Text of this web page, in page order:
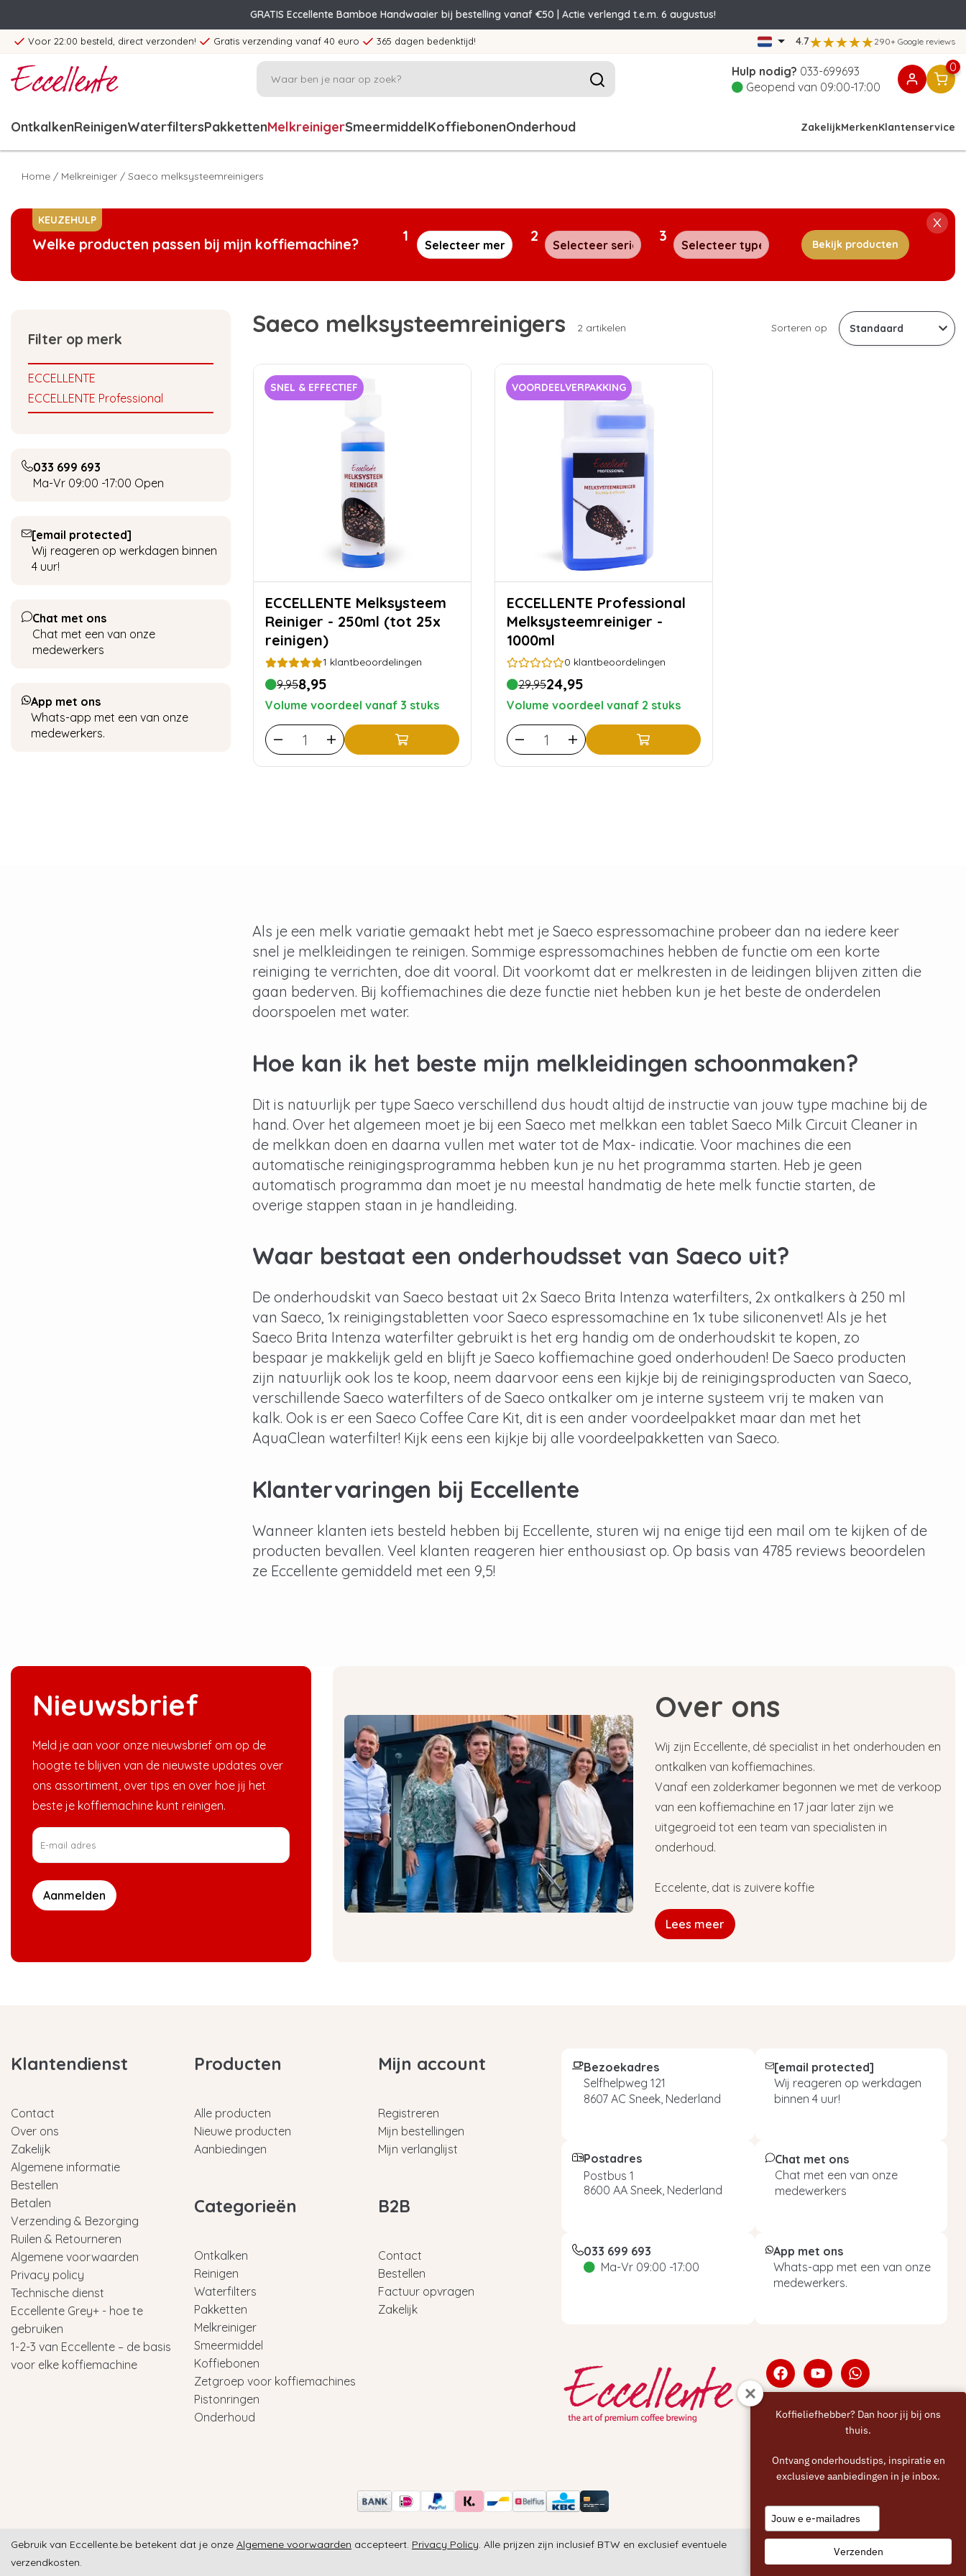
GRATIS Eccellente Bamboe Handwaaier bij bestelling vanaf €50 | Actie verlengd t.e.m. 6 augustus!
Voor 22:00 besteld, direct verzonden! Gratis verzending vanaf 40 euro 365 dagen bedenktijd! 4.7 290+ Google reviews
Hulp nodig? 033-699693
Geopend van 09:00-17:00
0
OntkalkenReinigenWaterfiltersPakkettenMelkreinigerSmeermiddelKoffiebonenOnderhoud ZakelijkMerkenKlantenservice
Home / Melkreiniger / Saeco melksysteemreinigers
KEUZEHULP
Welke producten passen bij mijn koffiemachine? 1 2 3 Bekijk producten
Filter op merk
ECCELLENTE
ECCELLENTE Professional
033 699 693
Ma-Vr 09:00 -17:00 Open
[email protected]
Wij reageren op werkdagen binnen
4 uur!
Chat met ons
Chat met een van onze
medewerkers
App met ons
Whats-app met een van onze
medewerkers.
Saeco melksysteemreinigers 2 artikelen Sorteren op
SNEL & EFFECTIEF
ECCELLENTE Melksysteem
Reiniger - 250ml (tot 25x
reinigen)
1 klantbeoordelingen
9,958,95
Volume voordeel vanaf 3 stuks
VOORDEELVERPAKKING
ECCELLENTE Professional
Melksysteemreiniger -
1000ml
0 klantbeoordelingen
29,9524,95
Volume voordeel vanaf 2 stuks
Als je een melk variatie gemaakt hebt met je Saeco espressomachine probeer dan na iedere keer
snel je melkleidingen te reinigen. Sommige espressomachines hebben de functie om een korte
reiniging te verrichten, doe dit vooral. Dit voorkomt dat er melkresten in de leidingen blijven zitten die
gaan bederven. Bij koffiemachines die deze functie niet hebben kun je het beste de onderdelen
doorspoelen met water.
Hoe kan ik het beste mijn melkleidingen schoonmaken?
Dit is natuurlijk per type Saeco verschillend dus houdt altijd de instructie van jouw type machine bij de
hand. Over het algemeen moet je bij een Saeco met melkkan een tablet Saeco Milk Circuit Cleaner in
de melkkan doen en daarna vullen met water tot de Max- indicatie. Voor machines die een
automatische reinigingsprogramma hebben kun je nu het programma starten. Heb je geen
automatisch programma dan moet je nu meestal handmatig de hete melk functie starten, de
overige stappen staan in je handleiding.
Waar bestaat een onderhoudsset van Saeco uit?
De onderhoudskit van Saeco bestaat uit 2x Saeco Brita Intenza waterfilters, 2x ontkalkers à 250 ml
van Saeco, 1x reinigingstabletten voor Saeco espressomachine en 1x tube siliconenvet! Als je het
Saeco Brita Intenza waterfilter gebruikt is het erg handig om de onderhoudskit te kopen, zo
bespaar je makkelijk geld en blijft je Saeco koffiemachine goed onderhouden! De Saeco producten
zijn natuurlijk ook los te koop, neem daarvoor eens een kijkje bij de reinigingsproducten van Saeco,
verschillende Saeco waterfilters of de Saeco ontkalker om je interne systeem vrij te maken van
kalk. Ook is er een Saeco Coffee Care Kit, dit is een ander voordeelpakket maar dan met het
AquaClean waterfilter! Kijk eens een kijkje bij alle voordeelpakketten van Saeco.
Klantervaringen bij Eccellente
Wanneer klanten iets besteld hebben bij Eccellente, sturen wij na enige tijd een mail om te kijken of de
producten bevallen. Veel klanten reageren hier enthousiast op. Op basis van 4785 reviews beoordelen
ze Eccellente gemiddeld met een 9,5!
Nieuwsbrief
Meld je aan voor onze nieuwsbrief om op de
hoogte te blijven van de nieuwste updates over
ons assortiment, over tips en over hoe jij het
beste je koffiemachine kunt reinigen.
Aanmelden
Over ons
Wij zijn Eccellente, dé specialist in het onderhouden en
ontkalken van koffiemachines.
Vanaf een zolderkamer begonnen we met de verkoop
van een koffiemachine en 17 jaar later zijn we
uitgegroeid tot een team van specialisten in
onderhoud.
Eccelente, dat is zuivere koffie
Lees meer
Klantendienst
Contact
Over ons
Zakelijk
Algemene informatie
Bestellen
Betalen
Verzending & Bezorging
Ruilen & Retourneren
Algemene voorwaarden
Privacy policy
Technische dienst
Eccellente Grey+ - hoe te
gebruiken
1-2-3 van Eccellente – de basis
voor elke koffiemachine
Producten
Alle producten
Nieuwe producten
Aanbiedingen
Categorieën
Ontkalken
Reinigen
Waterfilters
Pakketten
Melkreiniger
Smeermiddel
Koffiebonen
Zetgroep voor koffiemachines
Pistonringen
Onderhoud
Mijn account
Registreren
Mijn bestellingen
Mijn verlanglijst
B2B
Contact
Bestellen
Factuur opvragen
Zakelijk
Bezoekadres
Selfhelpweg 121
8607 AC Sneek, Nederland
[email protected]
Wij reageren op werkdagen
binnen 4 uur!
Postadres
Postbus 1
8600 AA Sneek, Nederland
Chat met ons
Chat met een van onze
medewerkers
033 699 693
Ma-Vr 09:00 -17:00
App met ons
Whats-app met een van onze
medewerkers.
Gebruik van Eccellente.be betekent dat je onze Algemene voorwaarden accepteert. Privacy Policy. Alle prijzen zijn inclusief BTW en exclusief eventuele
verzendkosten.
Koffieliefhebber? Dan hoor jij bij ons
thuis.
Ontvang onderhoudstips, inspiratie en
exclusieve aanbiedingen in je inbox.
your
email
Verzenden